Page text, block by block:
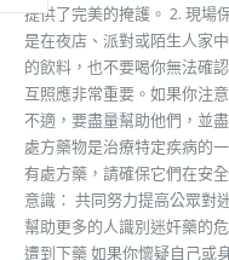
提供了完美的掩護。 2. 現場
是在夜店、派對或陌生人家
的飲料，也不要喝你無法確
互照應非常重要。如果你注
不適，要盡量幫助他們，並
處方藥物是治療特定疾病的
有處方藥，請確保它們在安
意識： 共同努力提高公眾對
幫助更多的人識別迷奸藥的
遭到下藥 如果你懷疑自己或